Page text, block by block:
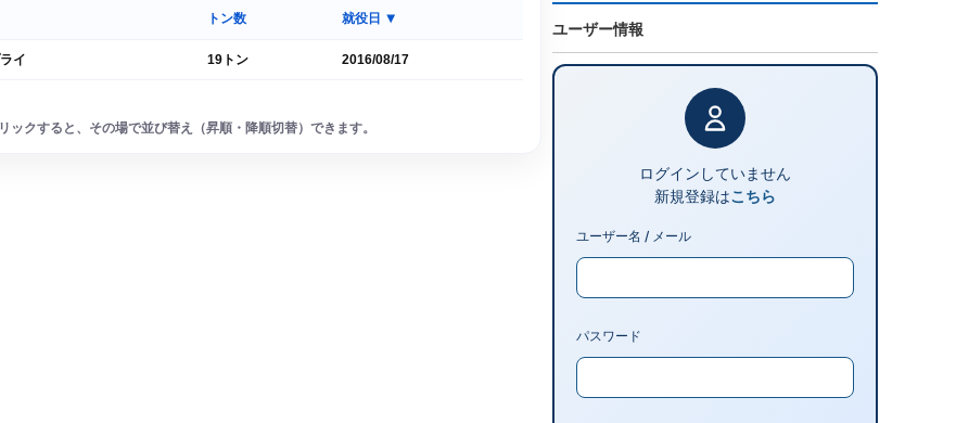
トン数 就役日 ▼
イ 19トン 2016/08/17
クすると、その場で並び替え（昇順・降順切替）できます。
ユーザー情報
ログインしていません
新規登録はこちら
ユーザー名 / メール
パスワード